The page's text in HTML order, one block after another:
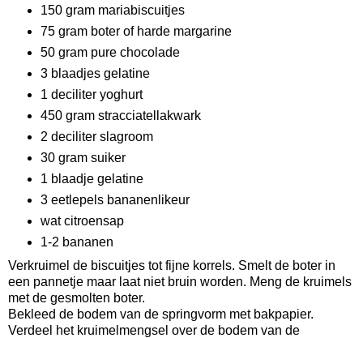
150 gram mariabiscuitjes
75 gram boter of harde margarine
50 gram pure chocolade
3 blaadjes gelatine
1 deciliter yoghurt
450 gram stracciatellakwark
2 deciliter slagroom
30 gram suiker
1 blaadje gelatine
3 eetlepels bananenlikeur
wat citroensap
1-2 bananen
Verkruimel de biscuitjes tot fijne korrels. Smelt de boter in
een pannetje maar laat niet bruin worden. Meng de kruimels
met de gesmolten boter.
Bekleed de bodem van de springvorm met bakpapier.
Verdeel het kruimelmengsel over de bodem van de